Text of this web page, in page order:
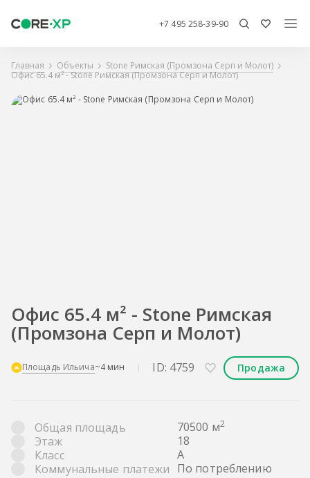
+7 495 258-39-90
Главная Объекты
Stone Римская (Промзона Серп и Молот)
Офис 65.4 м² - Stone Римская (Промзона Серп и Молот)
Офис 65.4 м² - Stone Римская
(Промзона Серп и Молот)
Площадь Ильича~4 мин ID: 4759 Продажа
Общая площадь 70500 м2
Этаж
18
Класс
A
Коммунальные платежи По потреблению